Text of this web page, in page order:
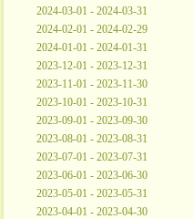
2024-03-01 - 2024-03-31
2024-02-01 - 2024-02-29
2024-01-01 - 2024-01-31
2023-12-01 - 2023-12-31
2023-11-01 - 2023-11-30
2023-10-01 - 2023-10-31
2023-09-01 - 2023-09-30
2023-08-01 - 2023-08-31
2023-07-01 - 2023-07-31
2023-06-01 - 2023-06-30
2023-05-01 - 2023-05-31
2023-04-01 - 2023-04-30